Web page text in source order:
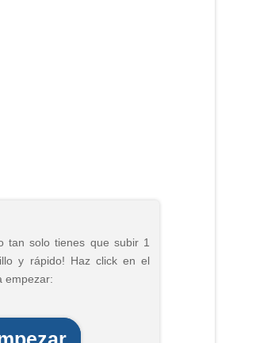
tan solo tienes que subir 1
y rápido! Haz click en el
empezar: